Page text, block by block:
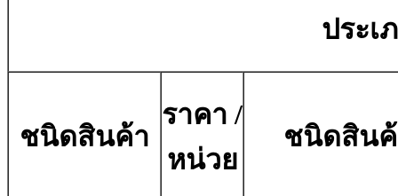
ประเ
ชนิดสินค้า
ราคา /
หน่วย
ชนิดสิน